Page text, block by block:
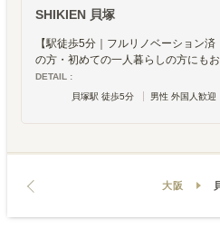
SHIKIEN 貝塚
【駅徒歩5分｜フルリノベーション
の方・初めての一人暮らしの方にも
DETAIL :
貝塚駅 徒歩5分
男性 外国人歓迎
大阪